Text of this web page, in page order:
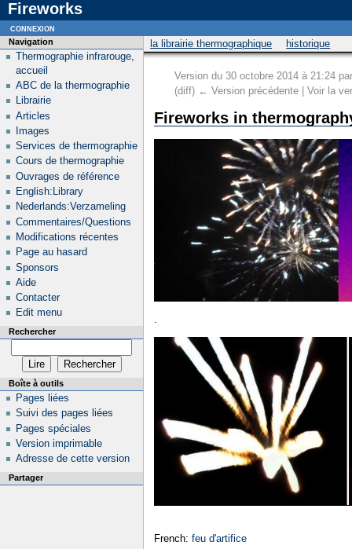
Fireworks
la librairie thermographique historique
Version du 30 octobre 2014 à 21:24
(diff) ← Version précédente | Voir la
Fireworks in
.
French: feu d'artifice
Navigation
Thermographie infrarouge,
accueil
ABC de la thermographie
Librairie
Articles
Images
Services de thermographie
Cours de thermographie
Ouvrages de référence
English:Library
Nederlands:Verzameling
Commentaires/Questions
Modifications récentes
Page au hasard
Sponsors
Aide
Contacter
Edit menu
Rechercher
Boîte à outils
Pages liées
Suivi des pages liées
Pages spéciales
Version imprimable
Adresse de cette version
Partager
connexion